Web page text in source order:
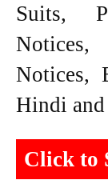
Suits,
Notices,
Hindi
Click to